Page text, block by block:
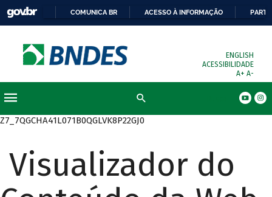
COMUNICA BR ACESSO À INFORMAÇÃO
ENGLISH
ACESSIBILIDADE
A+ A-
Z7_7QGCHA41L071B0QGLVK8P22GJ0
Visualizador do